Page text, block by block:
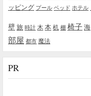
ッピング プール ベッド ホテル
壁旅 時計 木 本机 棚 椅子海
部屋 都市 魔法
PR